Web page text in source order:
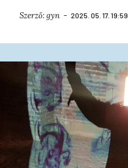
Szerző:gyn 2025. 05. 17. 19:59